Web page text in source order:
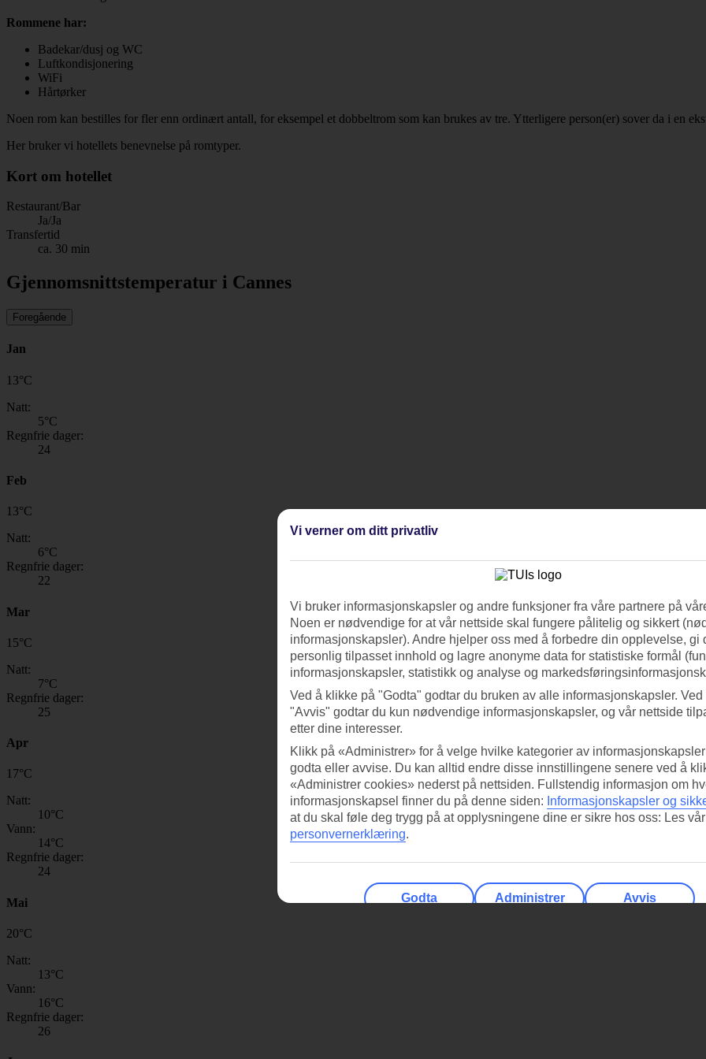
Rommene har:
Badekar/dusj og WC
Luftkondisjonering
WiFi
Hårtørker
Noen rom kan bestilles for fler enn ordinært antall, for eksempel et dobbeltrom som kan brukes av tre. Ytterligere person(er) sover da i en
Her bruker vi hotellets benevnelse på romtyper.
Kort om hotellet
Restaurant/Bar
Ja/Ja
Transfertid
ca. 30 min
Gjennomsnittstemperatur i Cannes
Foregående
Jan
13°C
Natt:
5°C
Regnfrie dager:
24
Feb
13°C
Natt:
6°C
Regnfrie dager:
22
Mar
15°C
Natt:
7°C
Regnfrie dager:
25
Apr
17°C
Natt:
10°C
Vann:
14°C
Regnfrie dager:
24
Mai
20°C
Natt:
13°C
Vann:
16°C
Regnfrie dager:
26
Vi verner om ditt privatliv
Vi bruker informasjonskapsler og andre funksjoner fra våre partnere på
Noen er nødvendige for at vår nettside skal fungere pålitelig og sikkert
informasjonskapsler). Andre hjelper oss med å forbedre din opplevelse, gi
personlig tilpasset innhold og lagre anonyme data for statistiske formål
informasjonskapsler, statistikk og analyse og
Ved å klikke på "Godta" godtar du bruken av alle informasjonskapsler.
"Avvis" godtar du kun nødvendige informasjonskapsler, og vår nettside
etter dine interesser.
Klikk på «Administrer» for å velge hvilke kategorier av
godta eller avvise. Du kan alltid endre disse innstillingene senere ved å
«Administrer cookies» nederst på nettsiden. Fullstendig informasjon om
informasjonskapsel finner du på denne siden: Informasjonskapsler og
at du skal føle deg trygg på at opplysningene dine er sikre hos oss: Les vår
personvernerklæring.
Godta Administrer Avvis